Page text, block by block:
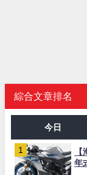
綜合文章排名
今日
年